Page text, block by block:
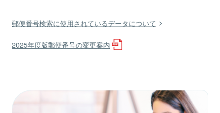
郵便番号検索に使用されているデータについて
2025年度版郵便番号の変更案内